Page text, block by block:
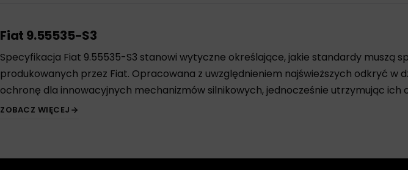
Fiat 9.55535-S3
Specyfikacja Fiat 9.55535-S3 stanowi wytyczne określające, jakie standardy muszą
produkowanych przez Fiat. Opracowana z uwzględnieniem najświeższych odkryć
ochronę dla innowacyjnych mechanizmów silnikowych, jednocześnie utrzymując ich
ZOBACZ WIĘCEJ